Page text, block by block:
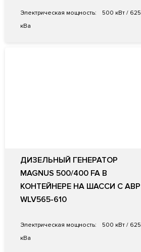
Электрическая мощность:
500 кВт / 625
кВа
ДИЗЕЛЬНЫЙ ГЕНЕРАТОР
MAGNUS 500/400 FA В
КОНТЕЙНЕРЕ НА ШАССИ С АВР
WLV565-610
Электрическая мощность:
500 кВт / 625
кВа